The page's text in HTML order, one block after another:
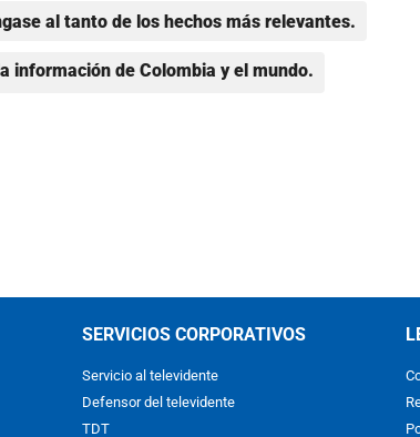
al tanto de los hechos más relevantes.
información de Colombia y el mundo.
SERVICIOS CORPORATIVOS
Servicio al televidente
Defensor del televidente
TDT